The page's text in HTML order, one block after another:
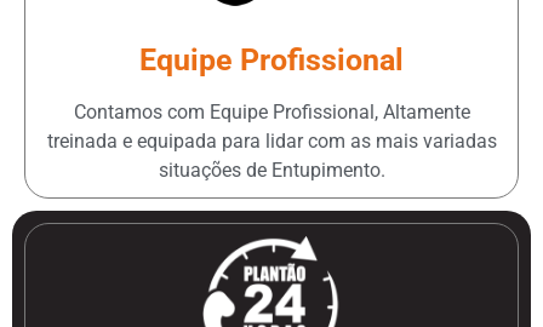
Equipe Profissional
Contamos com Equipe Profissional, Altamente
treinada e equipada para lidar com as mais variadas
situações de Entupimento.